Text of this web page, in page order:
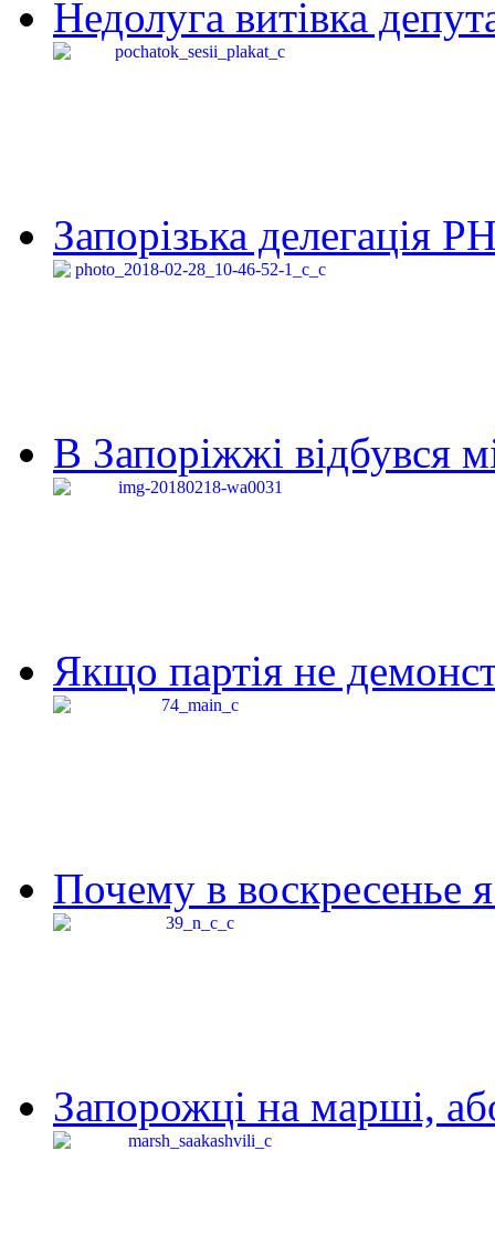
Недолуга витівка
Запорізька делегація
В Запоріжжі відбувся
Якщо партія не
Почему в воскресенье
Запорожці на марші,